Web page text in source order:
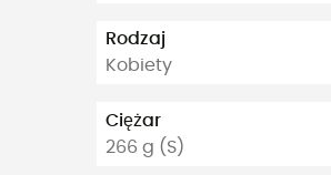
Rodzaj
Kobiety
Ciężar
266 g (S)